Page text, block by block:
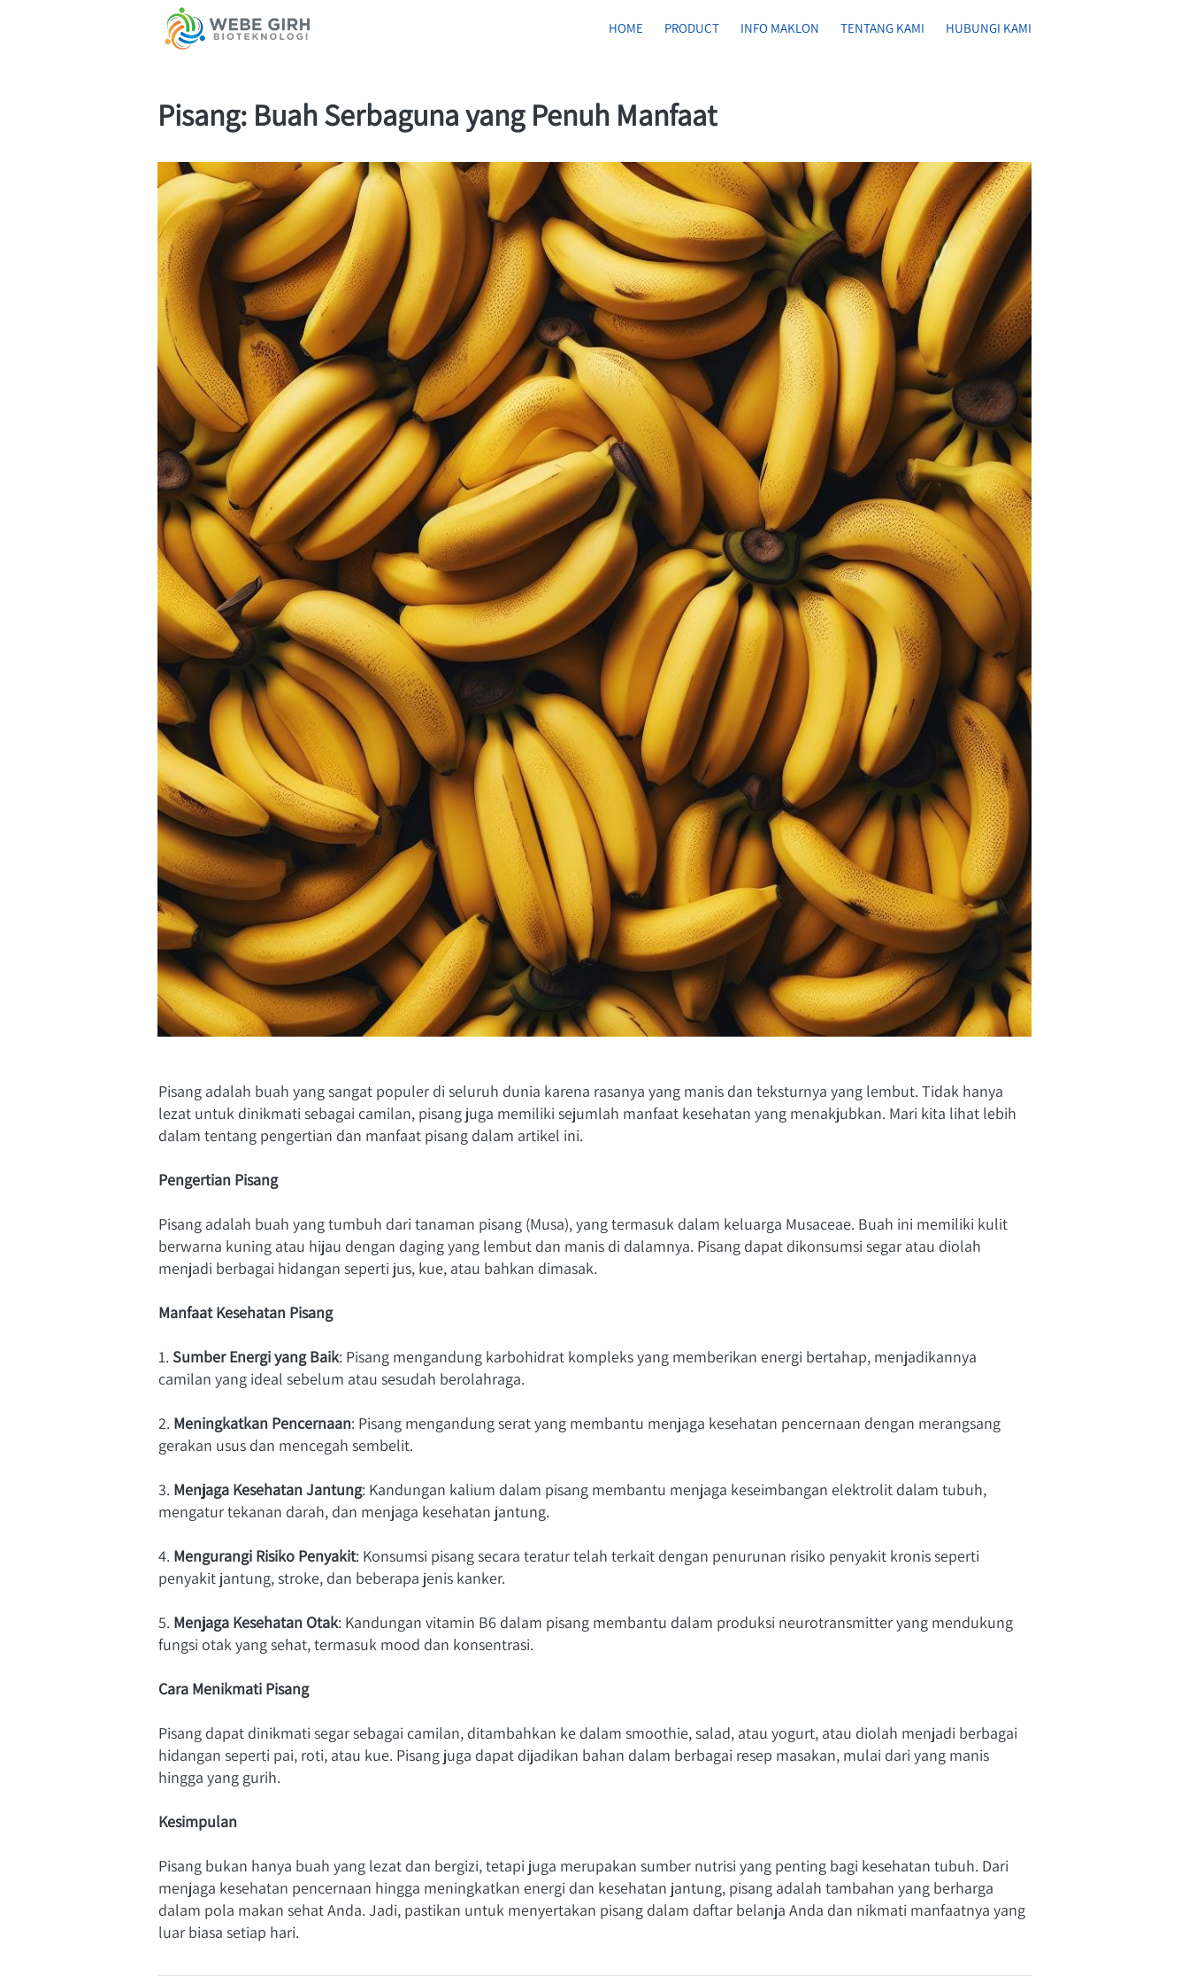
HOME PRODUCT INFO MAKLON TENTANG KAMI HUBUNGI KAMI
Pisang: Buah Serbaguna yang Penuh Manfaat
Pisang adalah buah yang sangat populer di seluruh dunia karena rasanya yang manis dan teksturnya yang lembut. Tidak hanya
lezat untuk dinikmati sebagai camilan, pisang juga memiliki sejumlah manfaat kesehatan yang menakjubkan. Mari kita lihat lebih
dalam tentang pengertian dan manfaat pisang dalam artikel ini.
Pengertian Pisang
Pisang adalah buah yang tumbuh dari tanaman pisang (Musa), yang termasuk dalam keluarga Musaceae. Buah ini memiliki kulit
berwarna kuning atau hijau dengan daging yang lembut dan manis di dalamnya. Pisang dapat dikonsumsi segar atau diolah
menjadi berbagai hidangan seperti jus, kue, atau bahkan dimasak.
Manfaat Kesehatan Pisang
1. Sumber Energi yang Baik: Pisang mengandung karbohidrat kompleks yang memberikan energi bertahap, menjadikannya
camilan yang ideal sebelum atau sesudah berolahraga.
2. Meningkatkan Pencernaan: Pisang mengandung serat yang membantu menjaga kesehatan pencernaan dengan merangsang
gerakan usus dan mencegah sembelit.
3. Menjaga Kesehatan Jantung: Kandungan kalium dalam pisang membantu menjaga keseimbangan elektrolit dalam tubuh,
mengatur tekanan darah, dan menjaga kesehatan jantung.
4. Mengurangi Risiko Penyakit: Konsumsi pisang secara teratur telah terkait dengan penurunan risiko penyakit kronis seperti
penyakit jantung, stroke, dan beberapa jenis kanker.
5. Menjaga Kesehatan Otak: Kandungan vitamin B6 dalam pisang membantu dalam produksi neurotransmitter yang mendukung
fungsi otak yang sehat, termasuk mood dan konsentrasi.
Cara Menikmati Pisang
Pisang dapat dinikmati segar sebagai camilan, ditambahkan ke dalam smoothie, salad, atau yogurt, atau diolah menjadi berbagai
hidangan seperti pai, roti, atau kue. Pisang juga dapat dijadikan bahan dalam berbagai resep masakan, mulai dari yang manis
hingga yang gurih.
Kesimpulan
Pisang bukan hanya buah yang lezat dan bergizi, tetapi juga merupakan sumber nutrisi yang penting bagi kesehatan tubuh. Dari
menjaga kesehatan pencernaan hingga meningkatkan energi dan kesehatan jantung, pisang adalah tambahan yang berharga
dalam pola makan sehat Anda. Jadi, pastikan untuk menyertakan pisang dalam daftar belanja Anda dan nikmati manfaatnya yang
luar biasa setiap hari.